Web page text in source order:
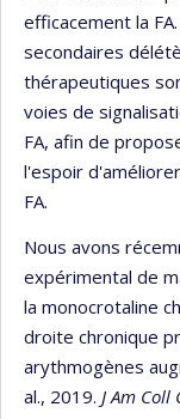
efficacement la
secondaires
thérapeutiques
voies de
FA, afin de
l'espoir
FA.
Nous avons
expérimental de
la monocrotaline
droite chronique
arythmogènes
al., 2019. J Am Coll